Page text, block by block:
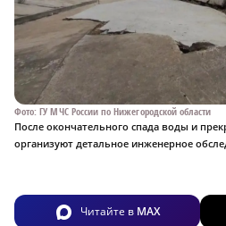
Фото: ГУ МЧС России по Нижегородской области
После окончательного спада воды и
организуют детальное инженерное
Читайте в MAX